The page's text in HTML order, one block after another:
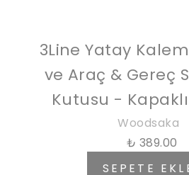
3Line Yatay
ve Araç & Gereç
Kutusu -
Woodsaka
₺ 389.00
SEPETE